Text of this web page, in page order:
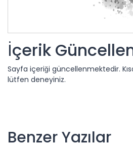
İçerik
Sayfa içeriği güncellenmektedir.
lütfen deneyiniz.
Benzer Yazılar